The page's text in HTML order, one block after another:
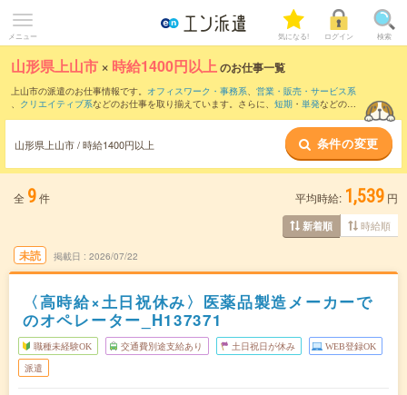
メニュー 気になる! ログイン 検索
山形県上山市 × 時給1400円以上のお仕事一覧
上山市の派遣のお仕事情報です。 オフィスワーク・事務系、 営業・販売・サービス系
、 クリエイティブ系などのお仕事を取り揃えています。さらに、 短期 ・ 単発などの期
山形県上山市 / 時給1400円以上 条件の変更
全 9件 平均時給: 1,539 円
新着順 時給順
未読 掲載日 2026/07/22
〈高時給×土日祝休み〉医薬品製造メーカーで
のオペレーター_H137371
職種未経験OK 交通費別途支給あり 土日祝日が休み WEB登録OK
派遣